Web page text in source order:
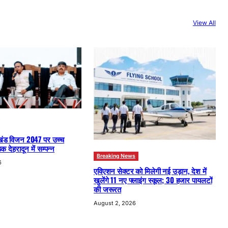
View All
विजन 2047 पर उच्च
देहरादून में सम्पन्न
Breaking News
एविएशन सेक्टर को मिलेगी नई उड़ान, देश में
खुलेंगे 11 नए फ्लाइंग स्कूल; 30 हजार पायलटों
की जरूरत
August 2, 2026